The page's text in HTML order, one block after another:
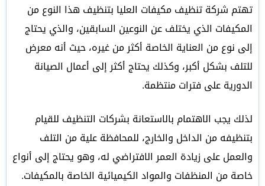
تهتم شركة تنظيف مكيفات العليا بتنظيف هذا النوع من
المكيفات الذي يختلف عن النوعين السابقين، والذي يحتاج
إلى نوع من العناية الخاصة أكثر من غيره، حيث أنه معرض
للتلف بشكل أكبر، وكذلك يحتاج أكثر إلى أعمال الصيانة
الدورية على فترات منتظمة.
لذلك يجب الاهتمام بالاستعانة بشركات التنظيف للقيام
بتنظيفه من الداخل والخارج، للمحافظة علية من التلف
والعمل على زيادة العمر الافتراضي له، وهو يحتاج إلى أنواع
خاصة من المنظفات والمواد الكيميائية الخاصة بالمكيفات.